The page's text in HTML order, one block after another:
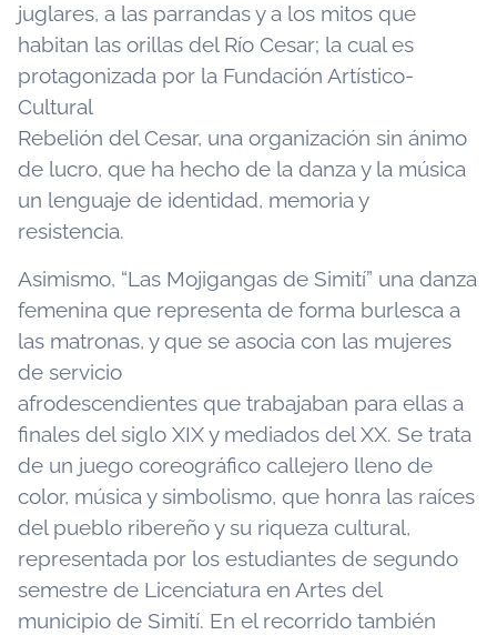
juglares, a las parrandas y a los mitos que
habitan las orillas del Río Cesar; la cual es
protagonizada por la Fundación Artístico-
Cultural
Rebelión del Cesar, una organización sin ánimo
de lucro, que ha hecho de la danza y la música
un lenguaje de identidad, memoria y
resistencia.
Asimismo, “Las Mojigangas de Simití” una danza
femenina que representa de forma burlesca a
las matronas, y que se asocia con las mujeres
de servicio
afrodescendientes que trabajaban para ellas a
finales del siglo XIX y mediados del XX. Se trata
de un juego coreográfico callejero lleno de
color, música y simbolismo, que honra las raíces
del pueblo ribereño y su riqueza cultural,
representada por los estudiantes de segundo
semestre de Licenciatura en Artes del
municipio de Simití. En el recorrido también